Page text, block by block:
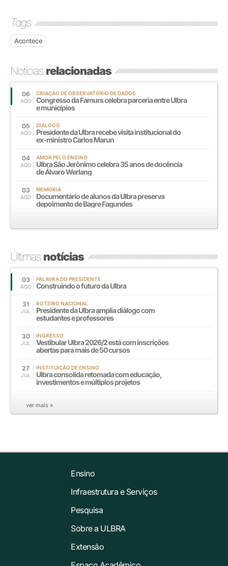
Tags
Acontece
Notíciasrelacionadas
06
AGO
CRIAÇÃO DE OBSERVATÓRIO DE DADOS
Congresso da Famurs celebra parceria entre Ulbra
e municípios
05
AGO
DIÁLOGO
Presidente da Ulbra recebe visita institucional do
ex-ministro Carlos Marun
04
AGO
AMOR PELO ENSINO
Ulbra São Jerônimo celebra 35 anos de docência
de Álvaro Werlang
03
AGO
MEMÓRIA
Documentário de alunos da Ulbra preserva
depoimento de Bagre Fagundes
Últimasnotícias
03
AGO
PALAVRA DO PRESIDENTE
Construindo o futuro da Ulbra
31
JUL
ROTEIRO NACIONAL
Presidente da Ulbra amplia diálogo com
estudantes e professores
30
JUL
INGRESSO
Vestibular Ulbra 2026/2 está com inscrições
abertas para mais de 50 cursos
27
JUL
INSTITUIÇÃO DE ENSINO
Ulbra consolida retomada com educação,
investimentos e múltiplos projetos
ver mais »
Ensino
Infraestrutura e Serviços
Pesquisa
Sobre a ULBRA
Extensão